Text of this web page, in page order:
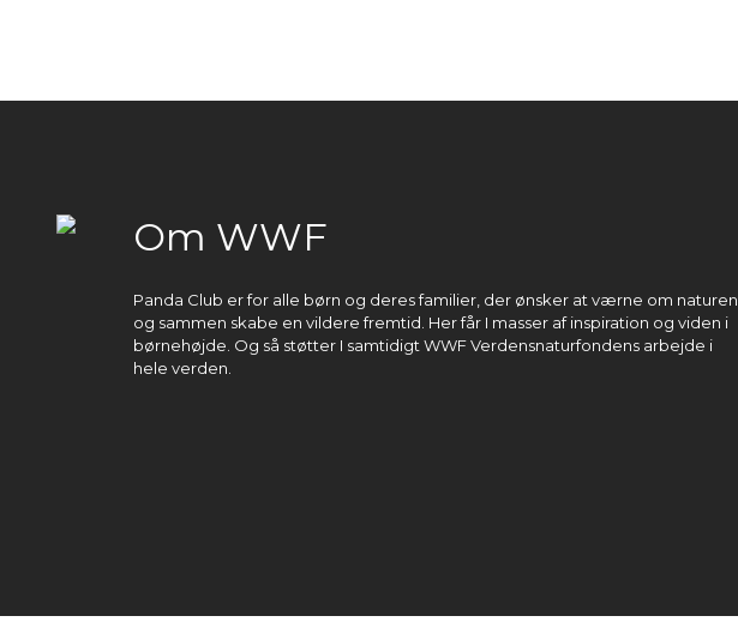
Om WWF
Panda Club er for alle børn og deres familier, der ønsker at værne om naturen
og sammen skabe en vildere fremtid. Her får I masser af inspiration og viden i
børnehøjde. Og så støtter I samtidigt WWF Verdensnaturfondens arbejde i
hele verden.